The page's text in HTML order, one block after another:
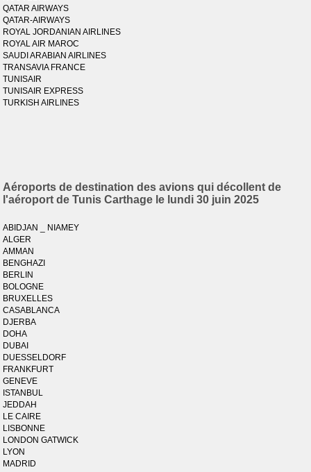
QATAR AIRWAYS
QATAR-AIRWAYS
ROYAL JORDANIAN AIRLINES
ROYAL AIR MAROC
SAUDI ARABIAN AIRLINES
TRANSAVIA FRANCE
TUNISAIR
TUNISAIR EXPRESS
TURKISH AIRLINES
Aéroports de destination des avions qui décollent de
l'aéroport de Tunis Carthage le lundi 30 juin 2025
ABIDJAN _ NIAMEY
ALGER
AMMAN
BENGHAZI
BERLIN
BOLOGNE
BRUXELLES
CASABLANCA
DJERBA
DOHA
DUBAI
DUESSELDORF
FRANKFURT
GENEVE
ISTANBUL
JEDDAH
LE CAIRE
LISBONNE
LONDON GATWICK
LYON
MADRID